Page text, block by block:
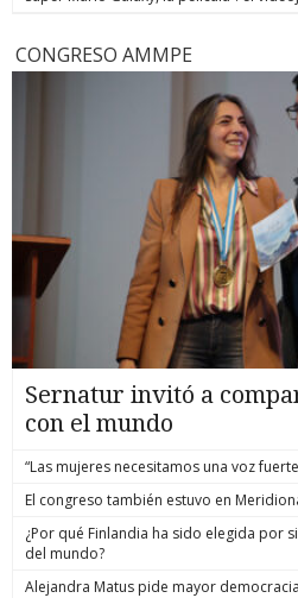
CONGRESO AMMPE
Sernatur invitó a
con el mundo
“Las mujeres necesitamos una voz
El congreso también estuvo en
¿Por qué Finlandia ha sido elegida por
del mundo?
Alejandra Matus pide mayor democracia